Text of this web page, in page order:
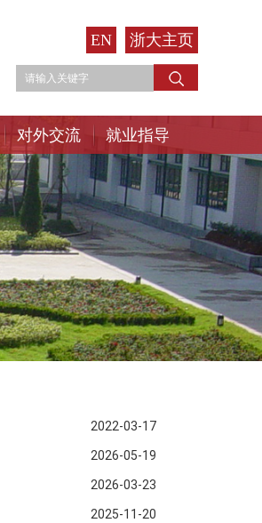
EN 浙大主页
对外交流 就业指导
2022-03-17
2026-05-19
2026-03-23
2025-11-20